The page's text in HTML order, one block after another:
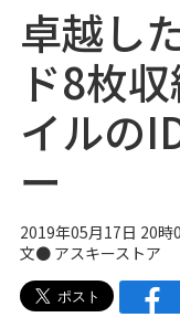
卓越し
ド8枚
イルの
ー
2019年05月17日 20時
文● アスキーストア